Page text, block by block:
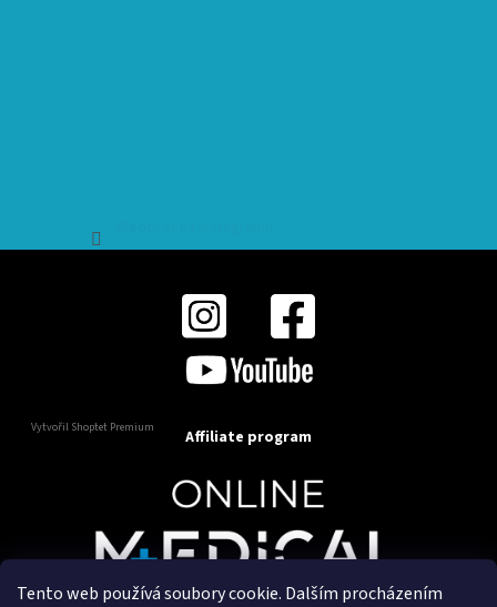
Tento web používá soubory cookie. Dalším procházením
Vytvořil Shoptet Premium Affiliate program